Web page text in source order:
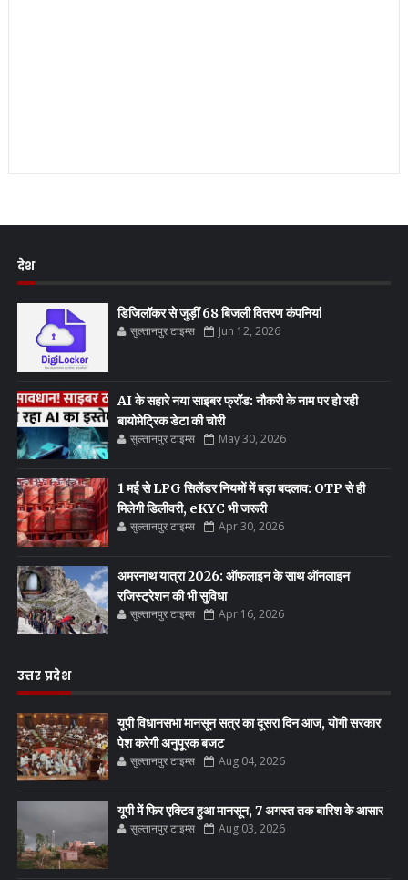
देश
डिजिलॉकर से जुड़ीं 68 बिजली वितरण कंपनियां
सुल्तानपुर टाइम्स Jun 12, 2026
AI के सहारे नया साइबर फ्रॉड: नौकरी के नाम पर हो रही
बायोमेट्रिक डेटा की चोरी
सुल्तानपुर टाइम्स May 30, 2026
1 मई से LPG सिलेंडर नियमों में बड़ा बदलाव: OTP से ही
मिलेगी डिलीवरी, eKYC भी जरूरी
सुल्तानपुर टाइम्स Apr 30, 2026
अमरनाथ यात्रा 2026: ऑफलाइन के साथ ऑनलाइन
रजिस्ट्रेशन की भी सुविधा
सुल्तानपुर टाइम्स Apr 16, 2026
उत्तर प्रदेश
यूपी विधानसभा मानसून सत्र का दूसरा दिन आज, योगी सरकार
पेश करेगी अनुपूरक बजट
सुल्तानपुर टाइम्स Aug 04, 2026
यूपी में फिर एक्टिव हुआ मानसून, 7 अगस्त तक बारिश के आसार
सुल्तानपुर टाइम्स Aug 03, 2026